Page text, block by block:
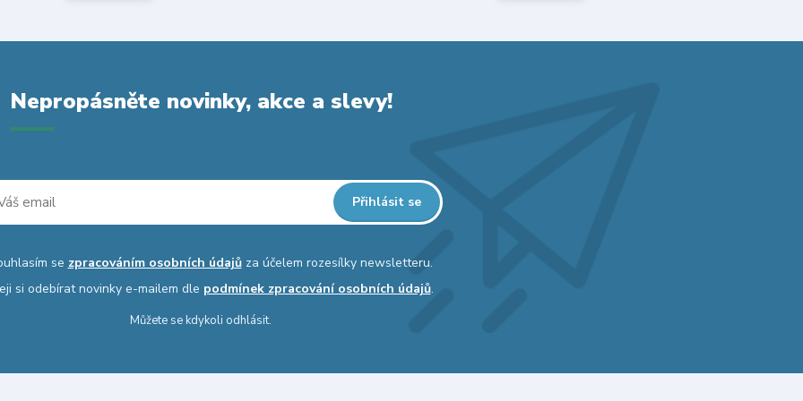
Nepropásněte novinky, akce a slevy!
Přihlásit se
se zpracováním osobních údajůza účelem rozesílky newsletteru.
si odebírat novinky e-mailem dle podmínek zpracování osobních údajů.
Můžete se kdykoli odhlásit.